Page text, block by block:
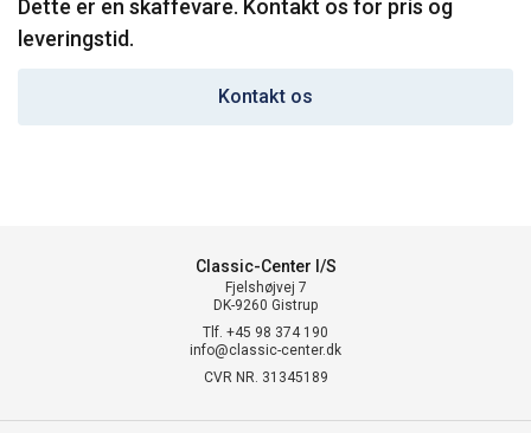
Dette er en skaffevare. Kontakt os for pris og
leveringstid.
Kontakt os
Classic-Center I/S
Fjelshøjvej 7
DK-9260 Gistrup
Tlf. +45 98 374 190
info@classic-center.dk
CVR NR. 31345189